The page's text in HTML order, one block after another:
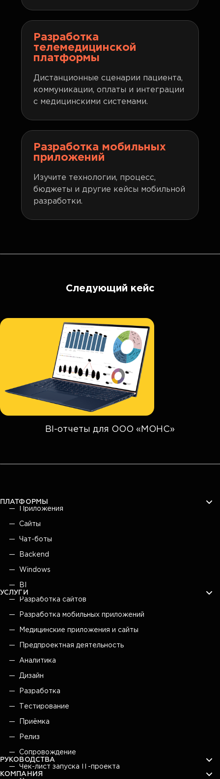
Разработка
телемедицинской
платформы
Дистанционные сценарии пациента,
коммуникации, оплаты и интеграции
с медицинскими системами.
Разработка мобильных
приложений
Изучите технологии, процесс,
бюджеты и другие кейсы мобильной
разработки.
Следующий кейс
BI-отчеты для ООО «МОНС»
ПЛАТФОРМЫ
Приложения
Сайты
Чат-боты
Backend
Windows
BI
УСЛУГИ
Разработка сайтов
Разработка мобильных приложений
Медицинские приложения и сайты
Предпроектная деятельность
Аналитика
Дизайн
Разработка
Тестирование
Приёмка
Релиз
Сопровождение
РУКОВОДСТВА
Чек-лист запуска IT-проекта
КОМПАНИЯ